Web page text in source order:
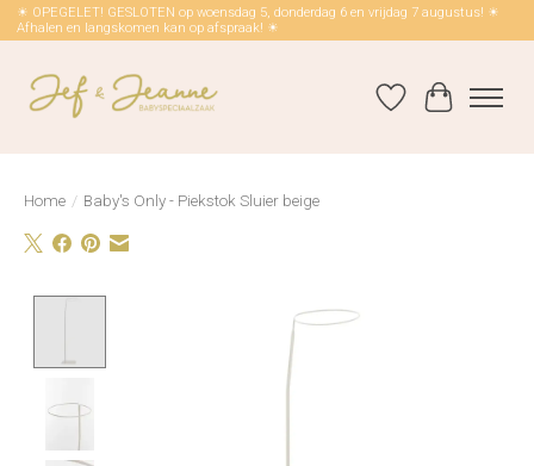
☀ OPEGELET! GESLOTEN op woensdag 5, donderdag 6 en vrijdag 7 augustus! ☀
Afhalen en langskomen kan op afspraak! ☀
Verlanglijst
Home / Baby's Only - Piekstok Sluier beige
Product image slideshow Items